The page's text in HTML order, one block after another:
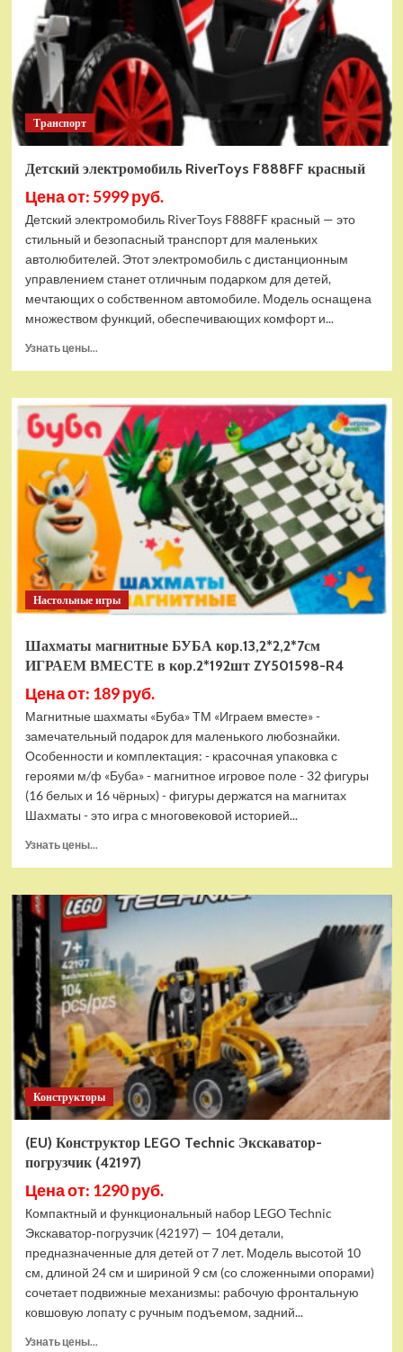
Транспорт
Детский электромобиль RiverToys F888FF красный
Цена от: 5999 руб.
Детский электромобиль RiverToys F888FF красный — это
стильный и безопасный транспорт для маленьких
автолюбителей. Этот электромобиль с дистанционным
управлением станет отличным подарком для детей,
мечтающих о собственном автомобиле. Модель оснащена
множеством функций, обеспечивающих комфорт и...
Узнать цены...
Детский
электромобиль
RiverToys
F888FF
красный
Настольные игры
Шахматы магнитные БУБА кор.13,2*2,2*7см
ИГРАЕМ ВМЕСТЕ в кор.2*192шт ZY501598-R4
Цена от: 189 руб.
Магнитные шахматы «Буба» ТМ «Играем вместе» -
замечательный подарок для маленького любознайки.
Особенности и комплектация: - красочная упаковка с
героями м/ф «Буба» - магнитное игровое поле - 32 фигуры
(16 белых и 16 чёрных) - фигуры держатся на магнитах
Шахматы - это игра с многовековой историей...
Узнать цены...
Шахматы
магнитные
БУБА
ИГРАЕМ
ВМЕСТЕ
в
кор.2*192шт
ZY501598-
R4
Конструкторы
(EU) Конструктор LEGO Technic Экскаватор-
погрузчик (42197)
Цена от: 1290 руб.
Компактный и функциональный набор LEGO Technic
Экскаватор‑погрузчик (42197) — 104 детали,
предназначенные для детей от 7 лет. Модель высотой 10
см, длиной 24 см и шириной 9 см (со сложенными опорами)
сочетает подвижные механизмы: рабочую фронтальную
ковшовую лопату с ручным подъемом, задний...
Узнать цены...